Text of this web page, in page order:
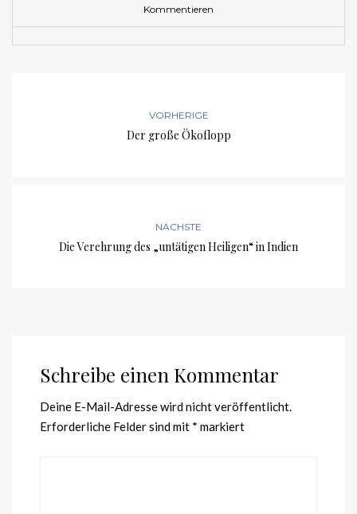
Kommentieren
VORHERIGE
Der große Ökoflopp
NÄCHSTE
Die Verehrung des „untätigen Heiligen“ in Indien
Schreibe einen Kommentar
Deine E-Mail-Adresse wird nicht veröffentlicht.
Erforderliche Felder sind mit * markiert